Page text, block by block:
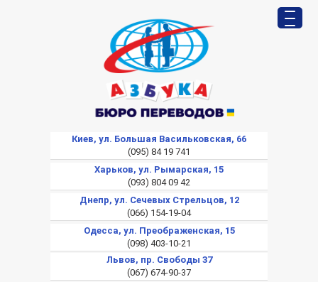
Киев, ул. Большая Васильковская, 66
(095) 84 19 741
Харьков, ул. Рымарская, 15
(093) 804 09 42
Днепр, ул. Сечевых Стрельцов, 12
(066) 154-19-04
Одесса, ул. Преображенская, 15
(098) 403-10-21
Львов, пр. Свободы 37
(067) 674-90-37